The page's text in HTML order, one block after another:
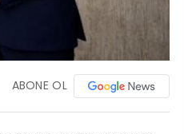
ABONE OL